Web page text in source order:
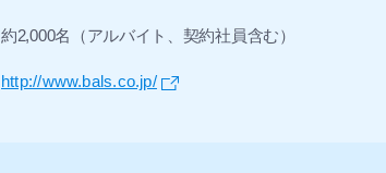
約2,000名（アルバイト、契約社員含む）
http://www.bals.co.jp/